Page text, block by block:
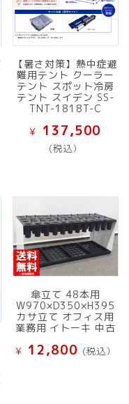
【暑さ対策】熱中症避
難用テント クーラー
テント スポット冷房
テント スイデン SS-
TNT-1818T-C
¥ 137,500
(税込）
傘立て 48本用
W970×D350×H395
カサ立て オフィス用
業務用 イトーキ 中古
¥ 12,800 (税込）